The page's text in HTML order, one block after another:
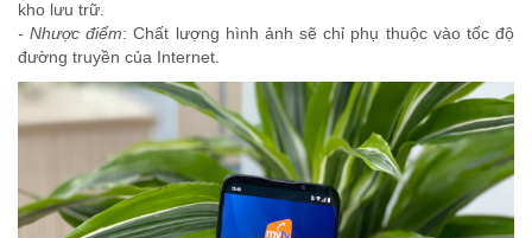
kho lưu trữ.
- Nhược điểm: Chất lượng hình ảnh sẽ chỉ phụ thuộc vào tốc độ
đường truyền của Internet.